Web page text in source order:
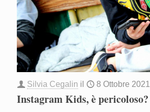
Silvia Cegalin il 8 Ottobre 2021
Instagram Kids, è pericoloso?